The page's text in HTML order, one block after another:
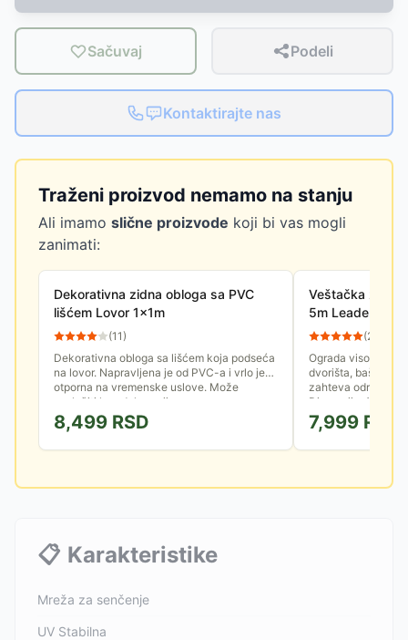
Sačuvaj Podeli
Kontaktirajte nas
Traženi proizvod nemamo na stanju
Ali imamo slične proizvode koji bi vas mogli
zanimati:
Dekorativna zidna obloga sa PVC
lišćem Lovor 1x1m
(11)
Dekorativna obloga sa lišćem koja podseća
na lovor. Napravljena je od PVC-a i vrlo je
otporna na vremenske uslove. Može
poslužiti kao dekoracija za...
8,499 RSD
Veštačka živa
5m Leader-K
(21
Ograda visokog
dvorišta, bašte,
zahteva
Dimenzije: 1x5m.
7,999 RSD
📋 Karakteristike
Mreža za senčenje
UV Stabilna